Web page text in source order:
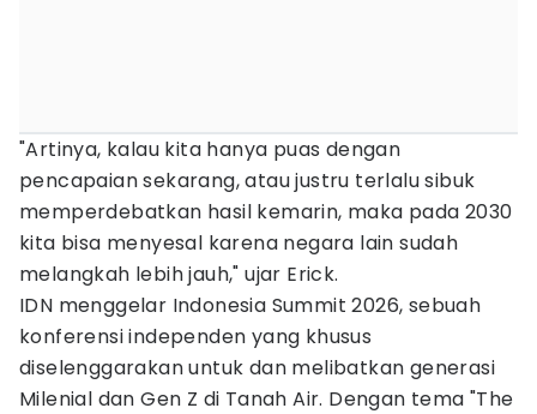
"Artinya, kalau kita hanya puas dengan
pencapaian sekarang, atau justru terlalu sibuk
memperdebatkan hasil kemarin, maka pada 2030
kita bisa menyesal karena negara lain sudah
melangkah lebih jauh," ujar Erick.
IDN menggelar Indonesia Summit 2026, sebuah
konferensi independen yang khusus
diselenggarakan untuk dan melibatkan generasi
Milenial dan Gen Z di Tanah Air. Dengan tema "The